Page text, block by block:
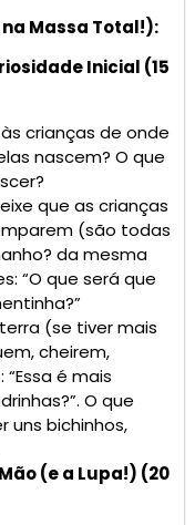
Massa Total!):
Inicial (15
crianças de onde
nascem? O que
que as crianças
(são todas
da mesma
“O que será que
(se tiver mais
cheirem,
é mais
O que
uns bichinhos,
(e a Lupa!) (20